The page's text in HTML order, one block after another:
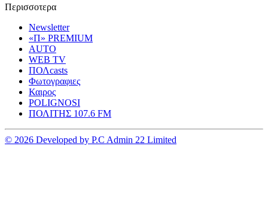
Περισσοτερα
Newsletter
«Π» PREMIUM
AUTO
WEB TV
ΠΟΛcasts
Φωτογραφιες
Καιρος
POLIGNOSI
ΠΟΛΙΤΗΣ 107.6 FM
© 2026 Developed by P.C Admin 22 Limited